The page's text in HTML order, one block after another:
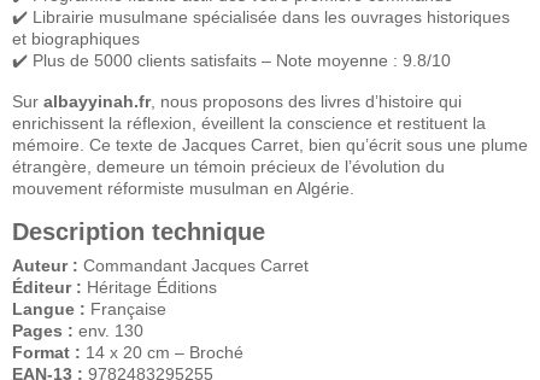
✔️ Librairie musulmane spécialisée dans les ouvrages historiques
et biographiques
✔️ Plus de 5000 clients satisfaits – Note moyenne : 9.8/10
Sur albayyinah.fr, nous proposons des livres d’histoire qui
enrichissent la réflexion, éveillent la conscience et restituent la
mémoire. Ce texte de Jacques Carret, bien qu’écrit sous une plume
étrangère, demeure un témoin précieux de l’évolution du
mouvement réformiste musulman en Algérie.
Description technique
Auteur : Commandant Jacques Carret
Éditeur : Héritage Éditions
Langue : Française
Pages : env. 130
Format : 14 x 20 cm – Broché
EAN-13 : 9782483295255